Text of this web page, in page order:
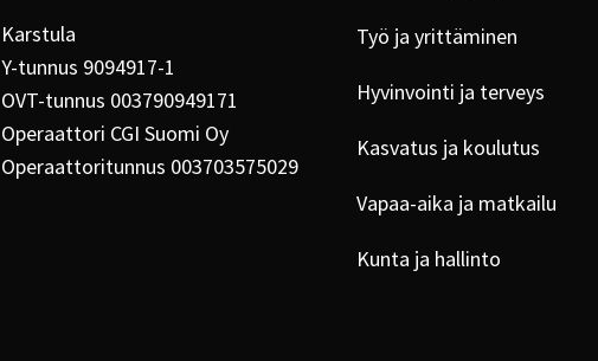
Karstula
Y-tunnus 9094917-1
OVT-tunnus 003790949171
Operaattori CGI Suomi Oy
Operaattoritunnus 003703575029
Työ ja yrittäminen
Hyvinvointi ja terveys
Kasvatus ja koulutus
Vapaa-aika ja matkailu
Kunta ja hallinto